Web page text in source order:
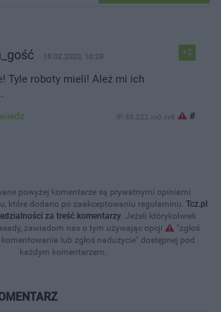
+2
18.02.2020, 10:28
Tyle roboty mieli! Ależ mi ich
IP: 85.222.xx0.xx6 #
powyżej komentarze są prywatnymi opiniami
które dodano po zaakceptowaniu regulaminu. Tcz.pl
za treść komentarzy . Jeżeli którykolwiek
zawiadom nas o tym używając opcji
"zgłoś
lub zgłoś nadużycie" dostępnej pod
każdym komentarzem.